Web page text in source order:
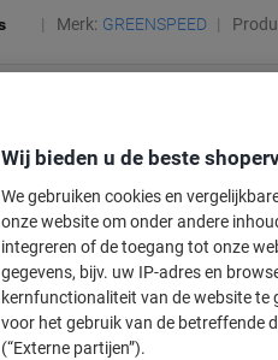
Merk: GREENSPEED
Wij bieden u de beste
We gebruiken cookies en
onze website om onder andere
integreren of de toegang tot onze
gegevens, bijv. uw IP-adres en
kernfunctionaliteit van de website te
voor het gebruik van de betreffende
(“Externe partijen”).